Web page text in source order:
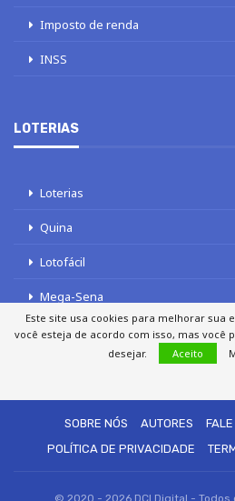
Imposto de renda
INSS
LOTERIAS
Loterias
Quina
Lotofácil
Mega-Sena
Tele sena
SOBRE NÓS AUTORES
POLÍTICA DE PRIVACIDADE
© 2020 - 2026 DCI Digital -
Este site usa cookies para melhorar sua
você esteja de acordo com isso, mas você
desejar.
Aceito